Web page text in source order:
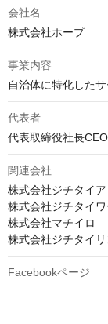
会社名
株式会社ホープ
事業内容
自治体に特化した
代表者
代表取締役社長
関連会社
株式会社ジチタイア
株式会社ジチタイワ
株式会社マチイロ
株式会社ジチタイリ
Facebookページ